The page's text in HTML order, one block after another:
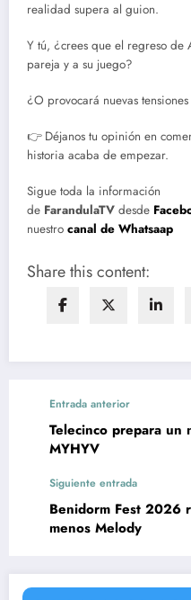
realidad supera al guion.
Y tú, ¿crees que el regreso de
pareja y a su juego?
¿O provocará nuevas
👉 Déjanos tu opinión en
historia acaba de empezar.
Sigue toda la información
de FarandulaTV desde
nuestro canal de Whatsaap
Share this content:
Entrada anterior
Telecinco prepara
MYHYV
Siguiente entrada
Benidorm Fest 2026
menos Melody